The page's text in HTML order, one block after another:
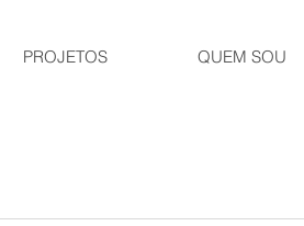
PROJETOS QUEM SOU